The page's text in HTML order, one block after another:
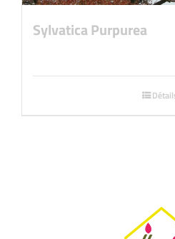
Sylvatica Purpurea